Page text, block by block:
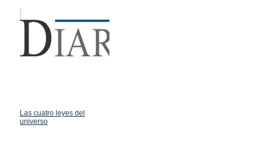
Las cuatro leyes del
universo